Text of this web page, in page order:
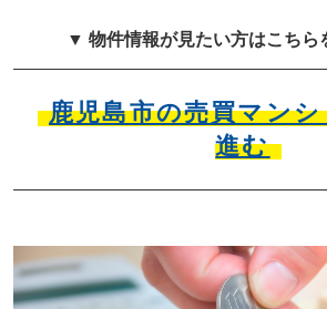
▼ 物件情報が見たい方はこちら
鹿児島市の売買マン
進む